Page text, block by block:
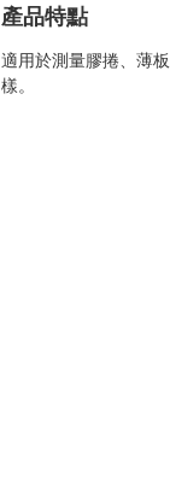
產品特點
適用於測量膠捲、薄
樣。